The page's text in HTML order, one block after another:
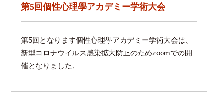
第5回個性心理學アカデミー学術大会
第5回となります個性心理學アカデミー学術大会は、
新型コロナウイルス感染拡大防止のためzoomでの開
催となりました。